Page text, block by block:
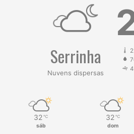
Prefeitura de
Serrinha
Nuvens dispersas
32 ℃
sáb
32 ℃
dom